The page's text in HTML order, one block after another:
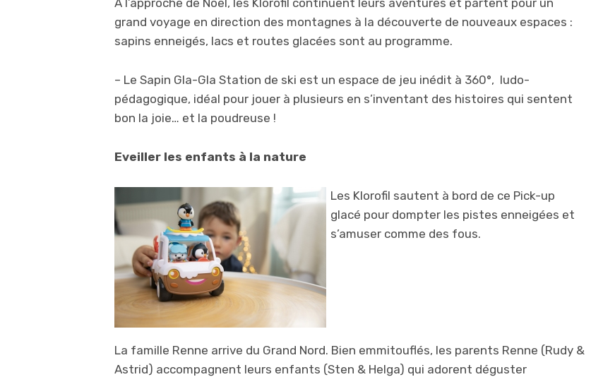
grand voyage en direction des montagnes à la découverte de nouveaux espaces :
sapins enneigés, lacs et routes glacées sont au programme.
– Le Sapin Gla-Gla Station de ski est un espace de jeu inédit à 360°, ludo-
pédagogique, idéal pour jouer à plusieurs en s’inventant des histoires qui sentent
bon la joie… et la poudreuse !
Eveiller les enfants à la nature
Les Klorofil sautent à bord de ce Pick-up
glacé pour dompter les pistes enneigées et
s’amuser comme des fous.
La famille Renne arrive du Grand Nord. Bien emmitouflés, les parents Renne (Rudy &
Astrid) accompagnent leurs enfants (Sten & Helga) qui adorent déguster